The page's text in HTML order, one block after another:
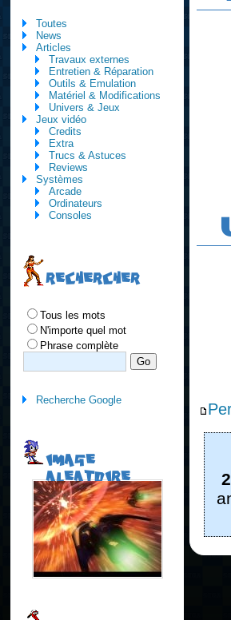
Toutes
News
Articles
Travaux externes
Entretien & Réparation
Outils & Emulation
Matériel & Modifications
Univers & Jeux
Jeux vidéo
Credits
Extra
Trucs & Astuces
Reviews
Systèmes
Arcade
Ordinateurs
Consoles
RECHERCHER
Tous les mots
N'importe quel mot
Phrase complète
Recherche Google
IMAGE
ALEATOIRE